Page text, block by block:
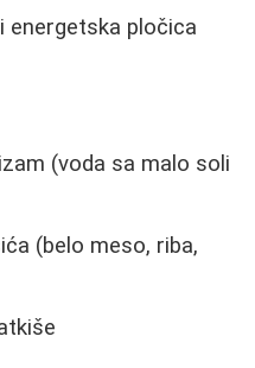
energetska pločica
(voda sa malo soli
(belo meso, riba,